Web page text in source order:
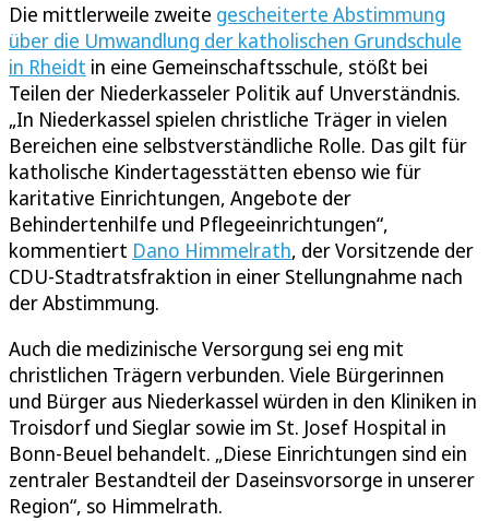
Die mittlerweile zweite gescheiterte Abstimmung
über die Umwandlung der katholischen Grundschule
in Rheidt in eine Gemeinschaftsschule, stößt bei
Teilen der Niederkasseler Politik auf Unverständnis.
„In Niederkassel spielen christliche Träger in vielen
Bereichen eine selbstverständliche Rolle. Das gilt für
katholische Kindertagesstätten ebenso wie für
karitative Einrichtungen, Angebote der
Behindertenhilfe und Pflegeeinrichtungen“,
kommentiert Dano Himmelrath, der Vorsitzende der
CDU-Stadtratsfraktion in einer Stellungnahme nach
der Abstimmung.
Auch die medizinische Versorgung sei eng mit
christlichen Trägern verbunden. Viele Bürgerinnen
und Bürger aus Niederkassel würden in den Kliniken in
Troisdorf und Sieglar sowie im St. Josef Hospital in
Bonn-Beuel behandelt. „Diese Einrichtungen sind ein
zentraler Bestandteil der Daseinsvorsorge in unserer
Region“, so Himmelrath.